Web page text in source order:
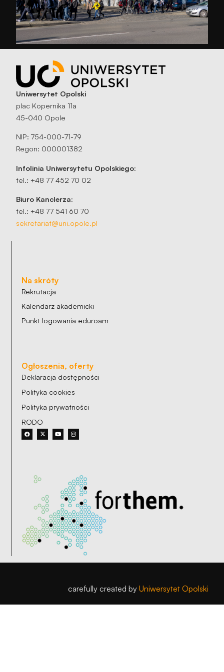
Uniwersytet Opolski
plac Kopernika 11a
45-040 Opole
NIP: 754-000-71-79
Regon: 000001382
Infolinia Uniwersytetu Opolskiego:
tel.: +48 77 452 70 02
Biuro Kanclerza:
tel.: +48 77 541 60 70
sekretariat@uni.opole.pl
Na skróty
Rekrutacja
Kalendarz akademicki
Punkt logowania eduroam
Ogłoszenia, oferty
Deklaracja dostępności
Polityka cookies
Polityka prywatności
RODO
carefully created by Uniwersytet Opolski